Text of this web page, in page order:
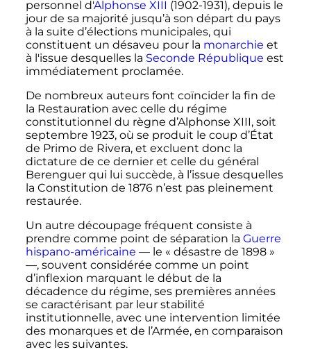
personnel d'Alphonse XIII (1902-1931), depuis le
jour de sa majorité jusqu’à son départ du pays
à la suite d’élections municipales, qui
constituent un désaveu pour la monarchie et
à l'issue desquelles la Seconde République est
immédiatement proclamée.
De nombreux auteurs font coïncider la fin de
la Restauration avec celle du régime
constitutionnel du règne d’Alphonse XIII, soit
septembre 1923, où se produit le coup d’État
de Primo de Rivera, et excluent donc la
dictature de ce dernier et celle du général
Berenguer qui lui succède, à l’issue desquelles
la Constitution de 1876 n’est pas pleinement
restaurée.
Un autre découpage fréquent consiste à
prendre comme point de séparation la Guerre
hispano-américaine — le « désastre de 1898 »
—, souvent considérée comme un point
d’inflexion marquant le début de la
décadence du régime, ses premières années
se caractérisant par leur stabilité
institutionnelle, avec une intervention limitée
des monarques et de l’Armée, en comparaison
avec les suivantes.